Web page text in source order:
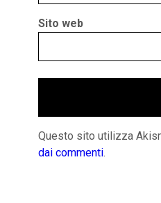
Sito web
Questo sito utilizza
dai commenti.